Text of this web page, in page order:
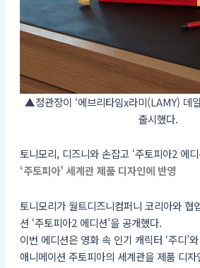
▲정관장이 ‘에브리타임x라미(LAMY) 데
출시했다.
토니모리, 디즈니와 손잡고 ‘주토피아2 에
‘주토피아’ 세계관 제품 디자인에 반영
토니모리가 월트디즈니컴퍼니 코리아와 협
션 ‘주토피아2 에디션’을 공개했다.
이번 에디션은 영화 속 인기 캐릭터 ‘주디’
애니메이션 주토피아의 세계관을 제품 디